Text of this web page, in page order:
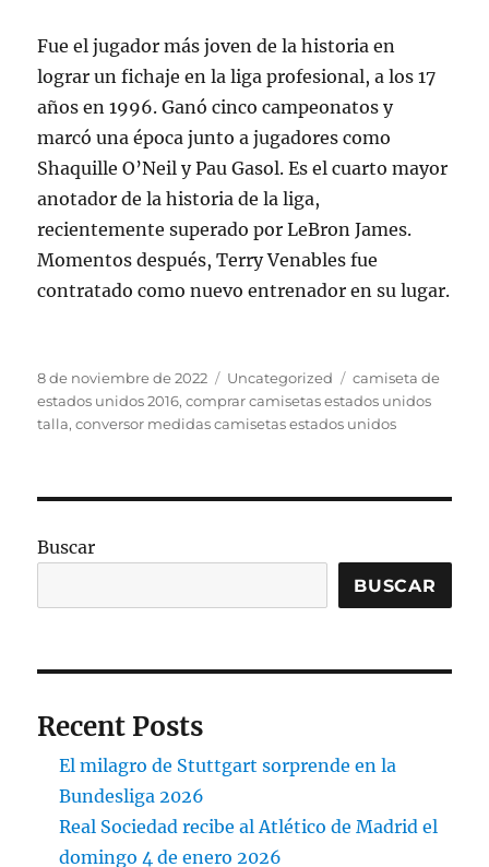
Fue el jugador más joven de la historia en
lograr un fichaje en la liga profesional, a los 17
años en 1996. Ganó cinco campeonatos y
marcó una época junto a jugadores como
Shaquille O’Neil y Pau Gasol. Es el cuarto mayor
anotador de la historia de la liga,
recientemente superado por LeBron James.
Momentos después, Terry Venables fue
contratado como nuevo entrenador en su lugar.
Publicado
el
8 de noviembre de 2022 Categorías
Uncategorized Etiquetas
camiseta de
estados unidos 2016,comprar camisetas estados unidos
talla,conversor medidas camisetas estados unidos
Buscar
BUSCAR
Recent Posts
El milagro de Stuttgart sorprende en la
Bundesliga 2026
Real Sociedad recibe al Atlético de Madrid el
domingo 4 de enero 2026